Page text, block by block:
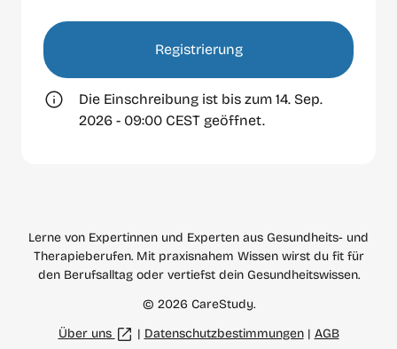
Registrierung
Die Einschreibung ist bis zum 14. Sep.
2026 - 09:00 CEST geöffnet.
Lerne von Expertinnen und Experten aus Gesundheits- und
Therapieberufen. Mit praxisnahem Wissen wirst du fit für
den Berufsalltag oder vertiefst dein Gesundheitswissen.
© 2026 CareStudy.
Über uns
| Datenschutzbestimmungen| AGB